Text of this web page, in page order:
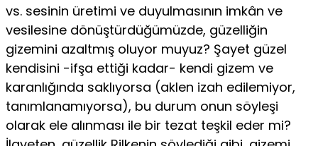
vs. sesinin üre­timi ve duyulmasının imkân ve
vesilesine dönüştürdüğümüzde, güzel­liğin
gizemini azaltmış oluyor muyuz? Şayet güzel
kendisini -ifşa ettiği kadar- kendi gizem ve
karanlığında saklıyorsa (aklen izah edilemiyor,
tanımlanamıyorsa), bu durum onun söyleşi
olarak ele alınması ile bir tezat teşkil eder mi?